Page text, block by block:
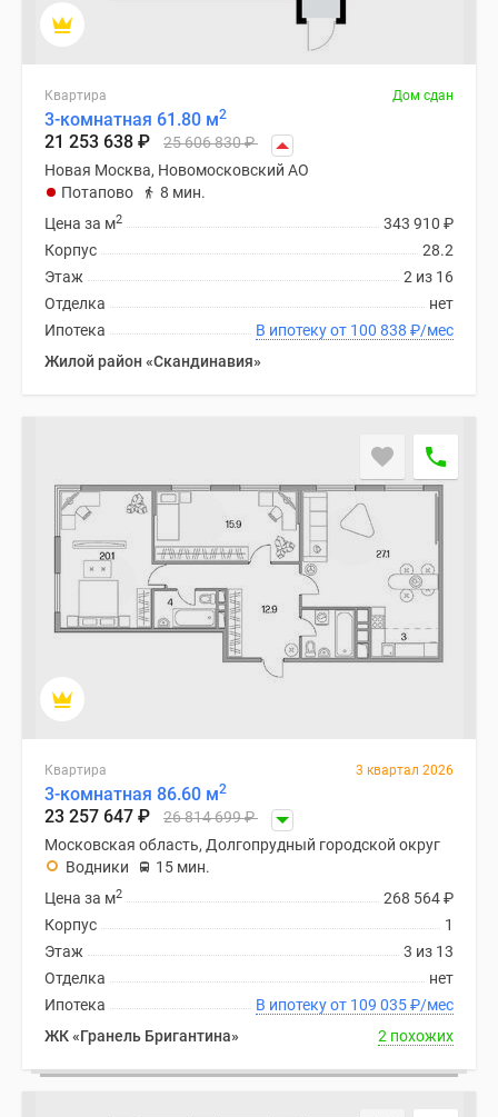
Квартира Дом сдан
3-комнатная 61.80 м2
21 253 638 ₽ 25 606 830₽
Новая Москва, Новомосковский АО
Потапово
8 мин.
343 910 ₽
Цена за м2
28.2
Корпус
2 из 16
Этаж
нет
Отделка
В ипотеку от 100 838 ₽/мес
Ипотека
Жилой район «Скандинавия»
Квартира 3 квартал 2026
3-комнатная 86.60 м2
23 257 647 ₽ 26 814 699₽
Московская область, Долгопрудный городской округ
Водники
15 мин.
268 564₽
Цена за м2
1
Корпус
3 из 13
Этаж
нет
Отделка
В ипотеку от 109 035₽/мес
Ипотека
ЖК «Гранель Бригантина»
2 похожих